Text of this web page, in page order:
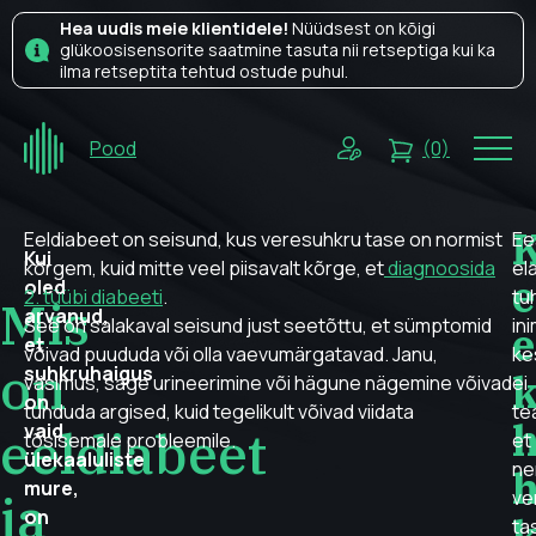
Hea uudis meie klientidele! Nüüdsest on kõigi
glükoosisensorite saatmine tasuta nii retseptiga kui ka
ilma retseptita tehtud ostude puhul.
Pood (0)
Mis
on
eeldiabeet
ja
Kui
oled
arvanud,
et
suhkruhaigus
on
vaid
ülekaaluliste
mure,
on
Eeldiabeet on seisund, kus veresuhkru tase on normist
kõrgem, kuid mitte veel piisavalt kõrge, etdiagnoosida
2. tüübi diabeeti.
See on salakaval seisund just seetõttu, et sümptomid
võivad puududa või olla vaevumärgatavad. Janu,
väsimus, sage urineerimine või hägune nägemine võivad
tunduda argised, kuid tegelikult võivad viidata
tõsisemale probleemile.
ei
et